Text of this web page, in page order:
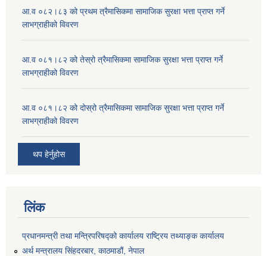
आ.व ०८२।८३ को प्रथम त्रैमासिकमा सामाजिक सुरक्षा भत्ता प्राप्त गर्ने
लाभग्राहीको विवरण
आ.व ०८१।८२ को तेस्रो त्रैमासिकमा सामाजिक सुरक्षा भत्ता प्राप्त गर्ने
लाभग्राहीको विवरण
आ.व ०८१।८२ को दोस्रो त्रैमासिकमा सामाजिक सुरक्षा भत्ता प्राप्त गर्ने
लाभग्राहीको विवरण
थप हेर्नुहोस
लिंक
प्रधानमन्त्री तथा मन्त्रिपरिषद्को कार्यालय राष्ट्रिय तथ्याङ्क कार्यालय
अर्थ मन्त्रालय सिंहदरबार, काठमाडौं, नेपाल